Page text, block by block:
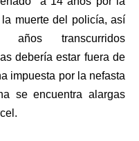
muerte del policía, así
transcurridos
debería estar fuera de
impuesta por la nefasta
se encuentra alargas